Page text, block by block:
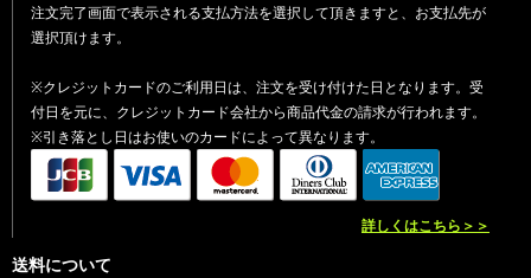
注文完了画面で表示される支払方法を選択して頂きますと、お支払先が
選択頂けます。
※クレジットカードのご利用日は、注文を受け付けた日となります。受
付日を元に、クレジットカード会社から商品代金の請求が行われます。
※引き落とし日はお使いのカードによって異なります。
詳しくはこちら＞＞
送料について